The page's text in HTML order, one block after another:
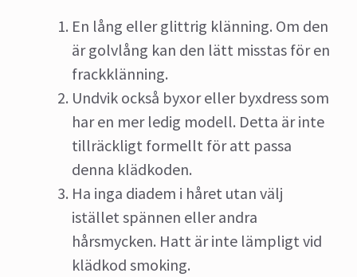
En lång eller glittrig klänning. Om den
är golvlång kan den lätt misstas för en
frackklänning.
Undvik också byxor eller byxdress som
har en mer ledig modell. Detta är inte
tillräckligt formellt för att passa
denna klädkoden.
Ha inga diadem i håret utan välj
istället spännen eller andra
hårsmycken. Hatt är inte lämpligt vid
klädkod smoking.